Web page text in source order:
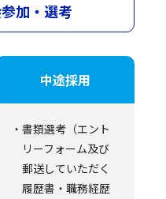
加・選考
中途採用
書類選考（エント
リーフォーム及び
郵送していただく
履歴書・職務経歴